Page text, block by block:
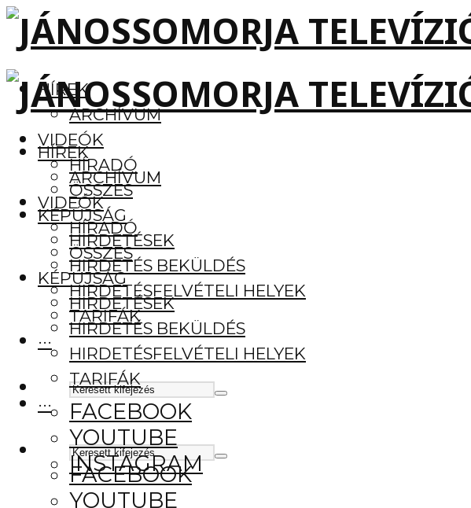
HÍREK
ARCHÍVUM
VIDEÓK
HÍRADÓ
ÖSSZES
KÉPÚJSÁG
HIRDETÉSEK
HIRDETÉS BEKÜLDÉS
HIRDETÉSFELVÉTELI HELYEK
TARIFÁK
···
FACEBOOK
YOUTUBE
INSTAGRAM
HÍREK
ARCHÍVUM
VIDEÓK
HÍRADÓ
ÖSSZES
KÉPÚJSÁG
HIRDETÉSEK
HIRDETÉS BEKÜLDÉS
HIRDETÉSFELVÉTELI HELYEK
TARIFÁK
···
FACEBOOK
YOUTUBE